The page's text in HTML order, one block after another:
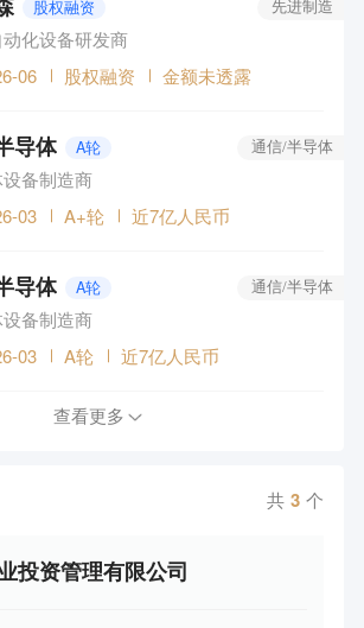
股权融资
动化设备研发商
先进制造
06 股权融资 金额未透露
导体 A轮
备制造商
通信/半导体
03 A+轮 近7亿人民币
导体 A轮
备制造商
通信/半导体
03 A轮 近7亿人民币
查看更多
共 3 个
投资管理有限公司